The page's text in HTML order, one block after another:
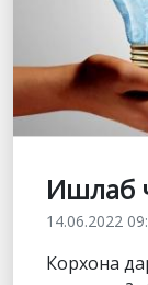
Ишлаб
14.06.2022
Корхона